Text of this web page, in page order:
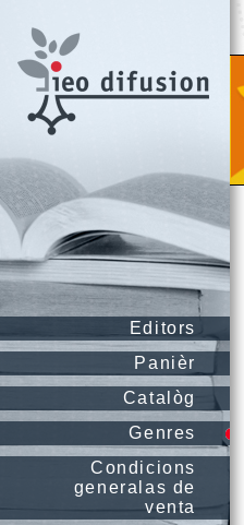
Editors
Panièr
Catalòg
Genres
Condicions
generalas de
venta